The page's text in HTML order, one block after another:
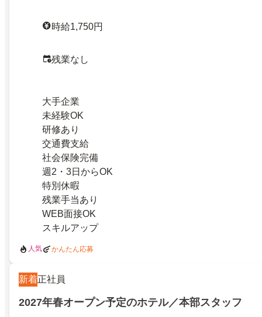
時給1,750円
残業なし
大手企業
未経験OK
研修あり
交通費支給
社会保険完備
週2・3日からOK
特別休暇
残業手当あり
WEB面接OK
スキルアップ
人気 かんたん応募
新着正社員
2027年春オープン予定のホテル／本部スタッフ